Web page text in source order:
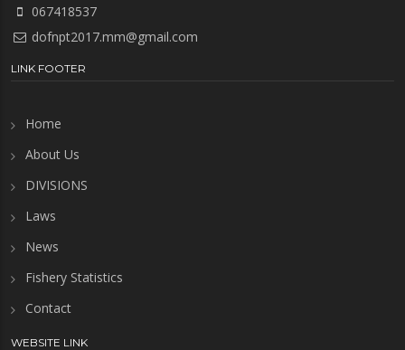
067418537
dofnpt2017.mm@gmail.com
LINK FOOTER
Home
About Us
DIVISIONS
Laws
News
Fishery Statistics
Contact
WEBSITE LINK